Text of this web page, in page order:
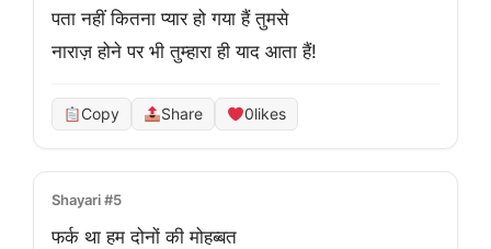
पता नहीं कितना प्यार हो गया हैं तुमसे
नाराज़ होने पर भी तुम्हारा ही याद आता हैं!
Copy Share 0likes
Shayari #5
फर्क था हम दोनों की मोहब्बत